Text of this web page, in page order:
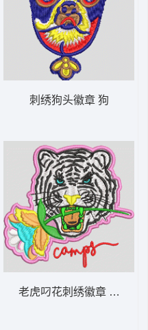
刺绣狗头徽章 狗
老虎叼花刺绣徽章 虎头